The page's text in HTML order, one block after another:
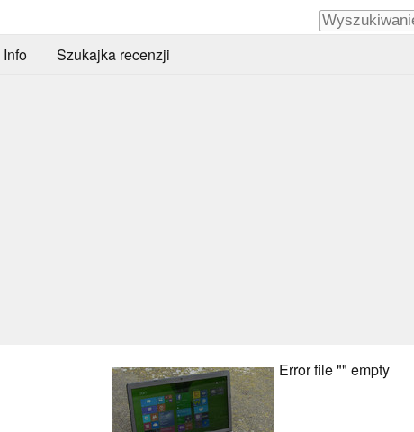
Info Szukajka recenzji
Error file "" empty